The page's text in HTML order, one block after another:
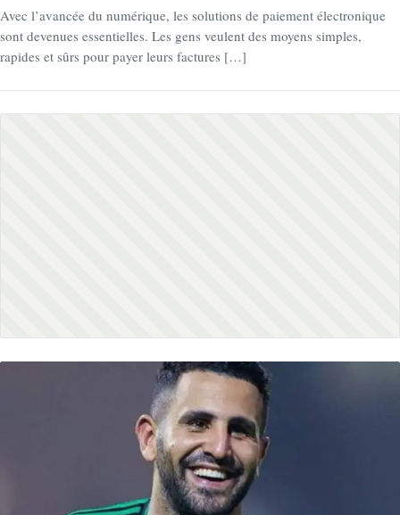
Avec l’avancée du numérique, les solutions de paiement électronique
sont devenues essentielles. Les gens veulent des moyens simples,
rapides et sûrs pour payer leurs factures […]